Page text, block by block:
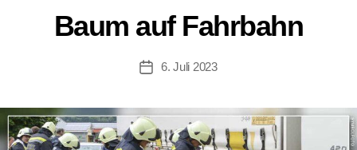
Baum auf Fahrbahn
Beitragsdatum
6. Juli 2023